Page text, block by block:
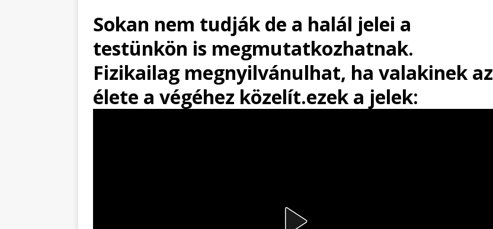
Sokan nem tudják de a halál jelei a
testünkön is megmutatkozhatnak.
Fizikailag megnyilvánulhat, ha valakinek az
élete a végéhez közelít.ezek a jelek: